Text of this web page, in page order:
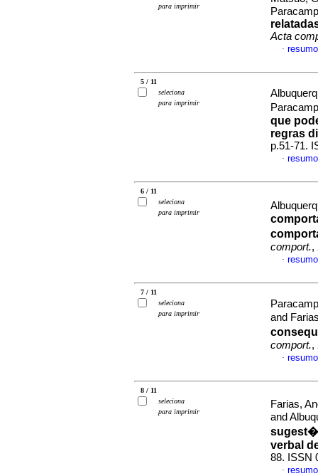
para imprimir
Acta
·
5 / 11
seleciona
para imprimir
que
regras
p.51-71.
·
6 / 11
seleciona
para imprimir
comport.,
·
7 / 11
seleciona
para imprimir
and
comport.,
·
8 / 11
seleciona
para imprimir
Farias,
and
verbal
88. ISSN
·